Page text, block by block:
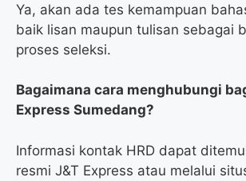
Ya, akan ada tes kemampuan
baik lisan maupun tulisan sebagai
proses seleksi.
Bagaimana cara menghubungi
Express Sumedang?
Informasi kontak HRD dapat
resmi J&T Express atau melalui